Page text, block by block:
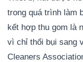
trong quá trình làm
kết hợp thu gom là
vì chỉ thổi bụi sang
Cleaners